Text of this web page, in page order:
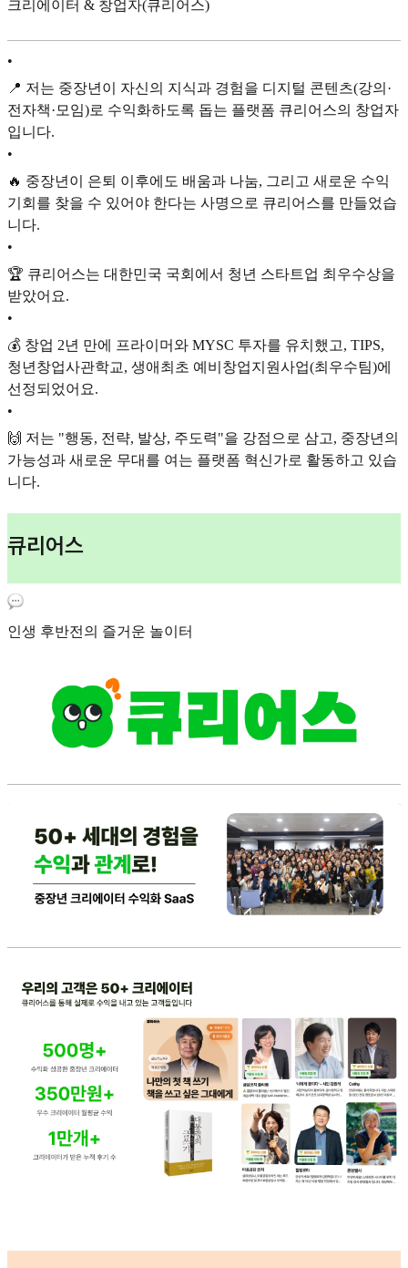
크리에이터 & 창업자(큐리어스)
•
📍 저는 중장년이 자신의 지식과 경험을 디지털 콘텐츠(강의·
전자책·모임)로 수익화하도록 돕는 플랫폼 큐리어스의 창업자
입니다.
•
🔥 중장년이 은퇴 이후에도 배움과 나눔, 그리고 새로운 수익
기회를 찾을 수 있어야 한다는 사명으로 큐리어스를 만들었습
니다.
•
🏆 큐리어스는 대한민국 국회에서 청년 스타트업 최우수상을
받았어요.
•
💰 창업 2년 만에 프라이머와 MYSC 투자를 유치했고, TIPS,
청년창업사관학교, 생애최초 예비창업지원사업(최우수팀)에
선정되었어요.
•
🙌 저는 "행동, 전략, 발상, 주도력"을 강점으로 삼고, 중장년의
가능성과 새로운 무대를 여는 플랫폼 혁신가로 활동하고 있습
니다.
큐리어스
인생 후반전의 즐거운 놀이터